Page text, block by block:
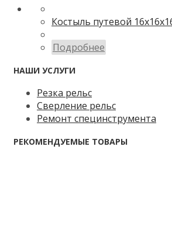
Костыль путевой
Подробнее
НАШИ УСЛУГИ
Резка рельс
Сверление рельс
Ремонт специнструмента
РЕКОМЕНДУЕМЫЕ ТОВАРЫ